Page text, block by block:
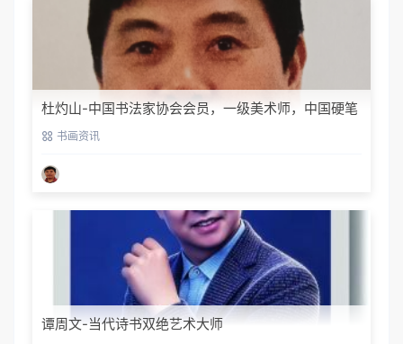
杜灼山-中国书法家协会会员，一级美术师，中国硬笔
书法家协会会员
书画资讯
谭周文-当代诗书双绝艺术大师